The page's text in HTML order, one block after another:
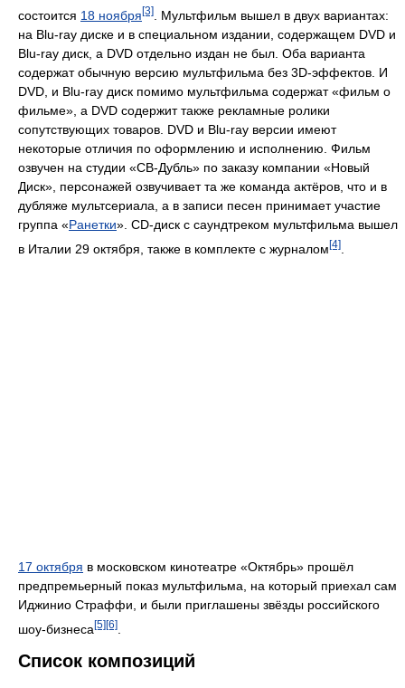
состоится 18 ноября [3]
. Мультфильм вышел в двух вариантах:
на Blu-ray диске и в специальном издании, содержащем DVD и
Blu-ray диск, а DVD отдельно издан не был. Оба варианта
содержат обычную версию мультфильма без 3D-эффектов. И
DVD, и Blu-ray диск помимо мультфильма содержат «фильм о
фильме», а DVD содержит также рекламные ролики
сопутствующих товаров. DVD и Blu-ray версии имеют
некоторые отличия по оформлению и исполнению. Фильм
озвучен на студии «СВ-Дубль» по заказу компании «Новый
Диск», персонажей озвучивает та же команда актёров, что и в
дубляже мультсериала, а в записи песен принимает участие
группа «Ранетки». CD-диск с саундтреком мультфильма вышел
в Италии 29 октября, также в комплекте с журналом[4]
17 октября в московском кинотеатре «Октябрь» прошёл
предпремьерный показ мультфильма, на который приехал сам
Иджинио Страффи, и были приглашены звёзды российского
шоу-бизнеса[5][6]
Список композиций